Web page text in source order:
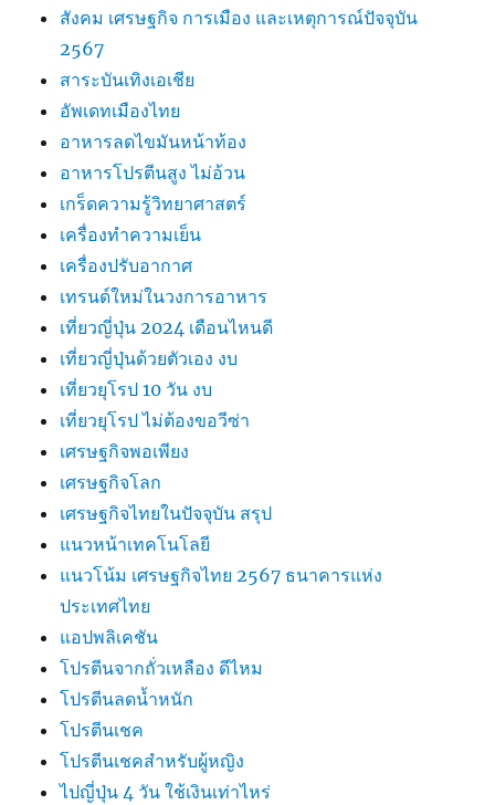
สังคม เศรษฐกิจ การเมือง และเหตุการณ์ปัจจุบัน
2567
สาระบันเทิงเอเชีย
อัพเดทเมืองไทย
อาหารลดไขมันหน้าท้อง
อาหารโปรตีนสูง ไม่อ้วน
เกร็ดความรู้วิทยาศาสตร์
เครื่องทำความเย็น
เครื่องปรับอากาศ
เทรนด์ใหม่ในวงการอาหาร
เที่ยวญี่ปุ่น 2024 เดือนไหนดี
เที่ยวญี่ปุ่นด้วยตัวเอง งบ
เที่ยวยุโรป 10 วัน งบ
เที่ยวยุโรป ไม่ต้องขอวีซ่า
เศรษฐกิจพอเพียง
เศรษฐกิจโลก
เศรษฐกิจไทยในปัจจุบัน สรุป
แนวหน้าเทคโนโลยี
แนวโน้ม เศรษฐกิจไทย 2567 ธนาคารแห่ง
ประเทศไทย
แอปพลิเคชัน
โปรตีนจากถั่วเหลือง ดีไหม
โปรตีนลดน้ำหนัก
โปรตีนเชค
โปรตีนเชคสำหรับผู้หญิง
ไปญี่ปุ่น 4 วัน ใช้เงินเท่าไหร่